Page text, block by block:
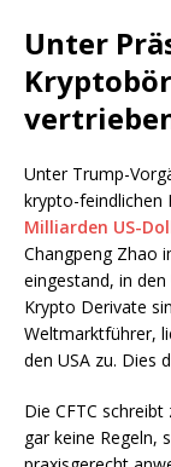
Unter
Unter Trump-
krypto-feindlichen
Milliarden US-
Changpeng Zhao
eingestand, in den
Krypto Derivate
Weltmarktführer,
den USA zu. Dies
Die CFTC
gar keine Regeln,